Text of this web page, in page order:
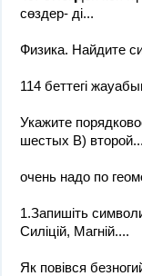
сөздер- ді...
Физика. Найдите
114 беттегі
Укажите
шестых В) второй​...
очень надо по
1.Запишіть
Силіцій, Магній....
Як повівся